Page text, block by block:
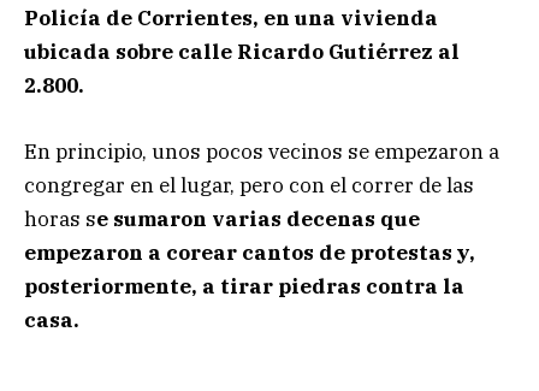
Policía de Corrientes, en una vivienda
ubicada sobre calle Ricardo Gutiérrez al
2.800.
En principio, unos pocos vecinos se empezaron a
congregar en el lugar, pero con el correr de las
horas se sumaron varias decenas que
empezaron a corear cantos de protestas y,
posteriormente, a tirar piedras contra la
casa.